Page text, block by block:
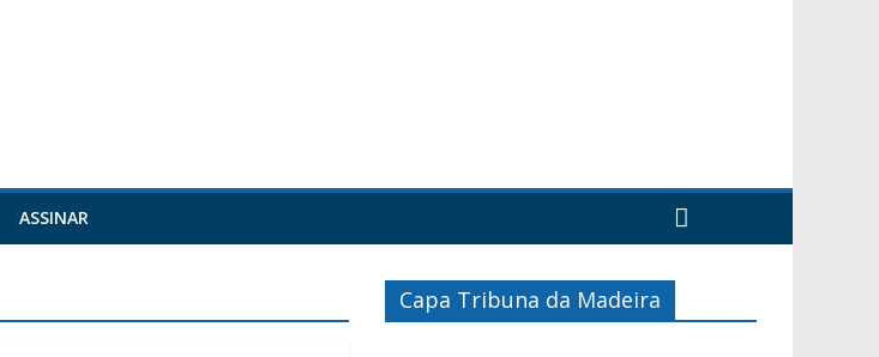
ASSINAR
Capa Tribuna da Madeira